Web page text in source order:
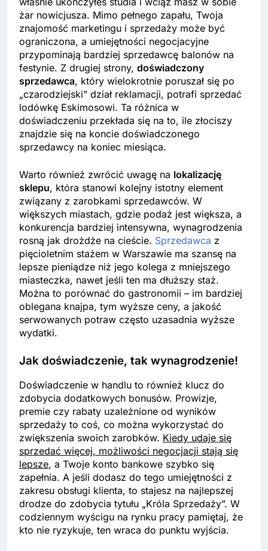
żar nowicjusza. Mimo pełnego zapału, Twoja
znajomość marketingu i sprzedaży może być
ograniczona, a umiejętności negocjacyjne
przypominają bardziej sprzedawcę balonów na
festynie. Z drugiej strony, doświadczony
sprzedawca, który wielokrotnie poruszał się po
„czarodziejski” dział reklamacji, potrafi sprzedać
lodówkę Eskimosowi. Ta różnica w
doświadczeniu przekłada się na to, ile złociszy
znajdzie się na koncie doświadczonego
sprzedawcy na koniec miesiąca.
Warto również zwrócić uwagę na lokalizację
sklepu, która stanowi kolejny istotny element
związany z zarobkami sprzedawców. W
większych miastach, gdzie podaż jest większa, a
konkurencja bardziej intensywna, wynagrodzenia
rosną jak drożdże na cieście. Sprzedawca z
pięcioletnim stażem w Warszawie ma szansę na
lepsze pieniądze niż jego kolega z mniejszego
miasteczka, nawet jeśli ten ma dłuższy staż.
Można to porównać do gastronomii – im bardziej
oblegana knajpa, tym wyższe ceny, a jakość
serwowanych potraw często uzasadnia wyższe
wydatki.
Jak doświadczenie, tak wynagrodzenie!
Doświadczenie w handlu to również klucz do
zdobycia dodatkowych bonusów. Prowizje,
premie czy rabaty uzależnione od wyników
sprzedaży to coś, co można wykorzystać do
zwiększenia swoich zarobków. Kiedy udaje się
sprzedać więcej, możliwości negocjacji stają się
lepsze, a Twoje konto bankowe szybko się
zapełnia. A jeśli dodasz do tego umiejętności z
zakresu obsługi klienta, to stajesz na najlepszej
drodze do zdobycia tytułu „Króla Sprzedaży”. W
codziennym wyścigu na rynku pracy pamiętaj, że
kto nie ryzykuje, ten wraca do punktu wyjścia.